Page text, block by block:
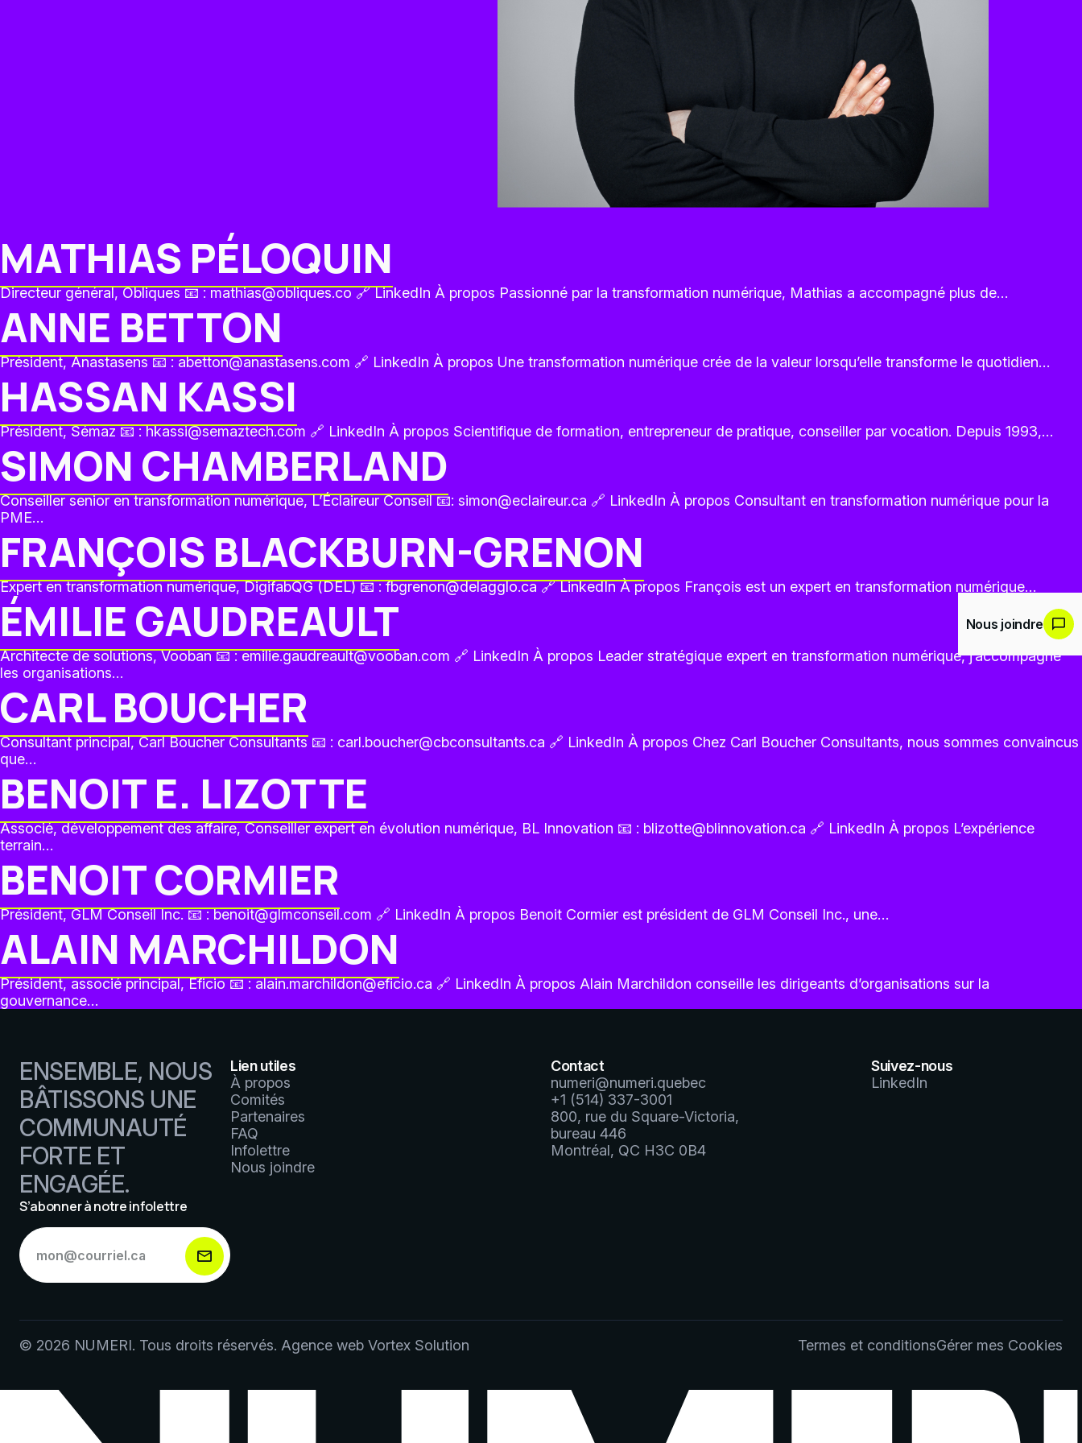
MATHIAS PÉLOQUIN
Directeur général, Obliques 📧 : mathias@obliques.co 🔗 LinkedIn À propos Passionné par la transformation numérique, Mathias a accompagné plus de…
ANNE BETTON
Président, Anastasens 📧 : abetton@anastasens.com 🔗 LinkedIn À propos Une transformation numérique crée de la valeur lorsqu’elle transforme le quotidien…
HASSAN KASSI
Président, Sémaz 📧 : hkassi@semaztech.com 🔗 LinkedIn À propos Scientifique de formation, entrepreneur de pratique, conseiller par vocation. Depuis 1993,…
SIMON CHAMBERLAND
Conseiller senior en transformation numérique, L’Éclaireur Conseil 📧: simon@eclaireur.ca 🔗 LinkedIn À propos Consultant en transformation numérique pour la
PME…
FRANÇOIS BLACKBURN-GRENON
Expert en transformation numérique, DigifabQG (DEL) 📧 : fbgrenon@delagglo.ca 🔗 LinkedIn À propos François est un expert en transformation numérique…
ÉMILIE GAUDREAULT
Architecte de solutions, Vooban 📧 : emilie.gaudreault@vooban.com 🔗 LinkedIn À propos Leader stratégique expert en transformation numérique, j’accompagne
les organisations…
CARL BOUCHER
Consultant principal, Carl Boucher Consultants 📧 : carl.boucher@cbconsultants.ca 🔗 LinkedIn À propos Chez Carl Boucher Consultants, nous sommes convaincus
que…
BENOIT E. LIZOTTE
Associé, développement des affaire, Conseiller expert en évolution numérique, BL Innovation 📧 : blizotte@blinnovation.ca 🔗 LinkedIn À propos L’expérience
terrain…
BENOIT CORMIER
Président, GLM Conseil Inc. 📧 : benoit@glmconseil.com 🔗 LinkedIn À propos Benoit Cormier est président de GLM Conseil Inc., une…
ALAIN MARCHILDON
Président, associé principal, Eficio 📧 : alain.marchildon@eficio.ca 🔗 LinkedIn À propos Alain Marchildon conseille les dirigeants d’organisations sur la
gouvernance…
Nous joindre
ENSEMBLE, NOUS
BÂTISSONS UNE
COMMUNAUTÉ
FORTE ET
ENGAGÉE.
S’abonner à notre infolettre
S’abonner
à
notre
infolettre
Lien utiles
À propos
Comités
Partenaires
FAQ
Infolettre
Nous joindre
Contact
numeri@numeri.quebec
+1 (514) 337-3001
800, rue du Square-Victoria,
bureau 446
Montréal, QC H3C 0B4
Suivez-nous
LinkedIn
© 2026 NUMERI. Tous droits réservés. Agence web Vortex Solution Termes et conditionsGérer mes Cookies